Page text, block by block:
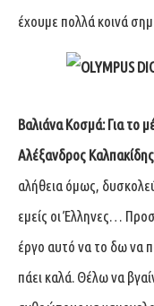
έχουμε πολλά κοινά
Βαλιάνα Κοσμά: Για το
Αλέξανδρος
αλήθεια όμως,
εμείς οι Έλληνες…
έργο αυτό να το δω να
πάει καλά. Θέλω να